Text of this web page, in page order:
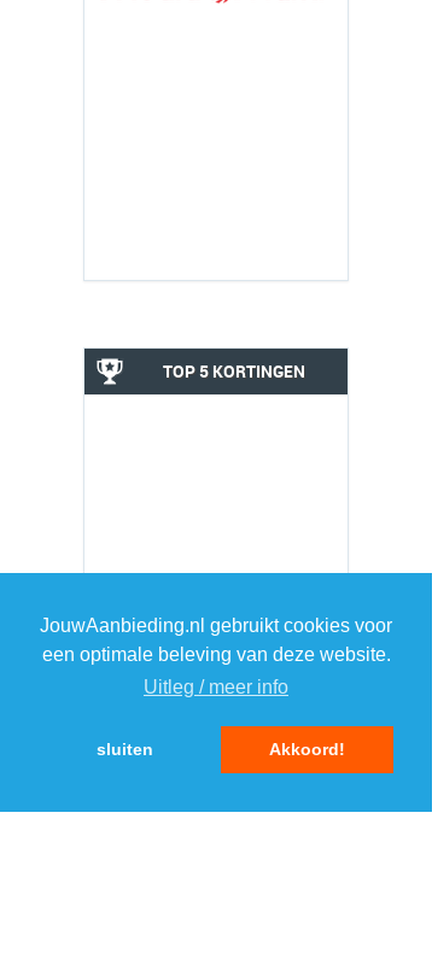
JouwAanbieding.nl gebruikt cookies voor
een optimale beleving van deze website.
Uitleg / meer info
sluiten Akkoord!
TOP 5 KORTINGEN